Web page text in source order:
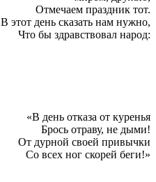
Отмечаем праздник тот.
В этот день сказать нам нужно,
Что бы здравствовал народ:
«В день отказа от куренья
Брось отраву, не дыми!
От дурной своей привычки
Со всех ног скорей беги!»